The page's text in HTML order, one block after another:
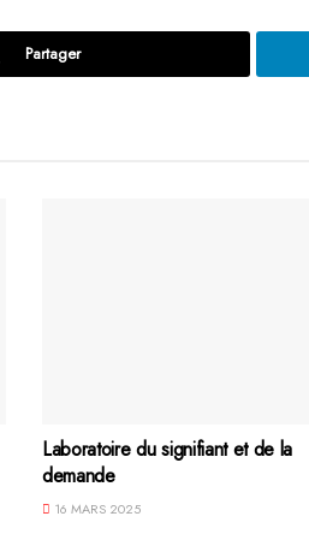
Partager
Laboratoire du signifiant et de la
demande
16 MARS 2025